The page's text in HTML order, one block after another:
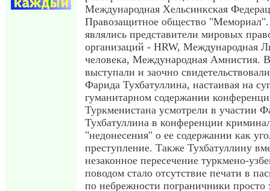
Международная Хельсинкская
Правозащитное общество
являлись представители мировых
организаций - HRW, Международная
человека, Международная Амнистия.
выступали и заочно
Фарида Тухбатуллина, настаивая на
гуманитарном содержании
Туркменистана усмотрели в участии
Тухбатуллина в конференции
"недонесения" о ее содержании как
преступление. Также Тухбатуллину
незаконное пересечение туркмено-
поводом стало отсутствие печати в
по небрежности пограничники просто